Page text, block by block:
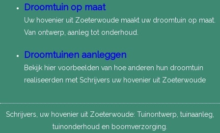
Droomtuin op maat
Uw hovenier uit Zoeterwoude maakt uw droomtuin op maat.
Van ontwerp, aanleg tot onderhoud.
Droomtuinen aanleggen
Bekijk hier voorbeelden van hoe anderen hun droomtuin
realiseerden met Schrijvers uw hovenier uit Zoeterwoude
Schrijvers, uw hovenier uit Zoeterwoude: Tuinontwerp tuinaanleg
tuinonderhoud en boomverzorging